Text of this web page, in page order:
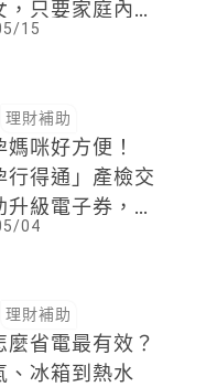
，只要家庭內有
子女，即符合補
15
理財補助
媽咪好方便！
行得通」產檢交
升級電子券，一
更便利，5月開
04
理財補助
麼省電最有效？
、冰箱到熱水